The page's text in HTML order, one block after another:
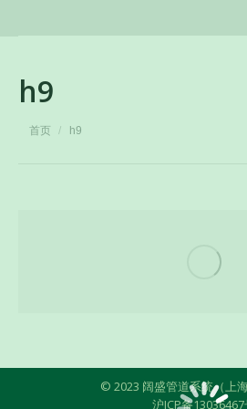
h9
您在这里：
首页 h9
© 2023 阔盛管道系统（上
沪ICP备